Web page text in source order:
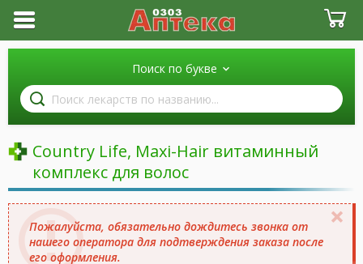
Поиск по букве
Поиск
лекарств
по
названию
Country Life, Maxi-Hair витаминный
комплекс для волос
Пожалуйста, обязательно дождитесь звонка от
нашего оператора для подтверждения заказа после
его оформления.